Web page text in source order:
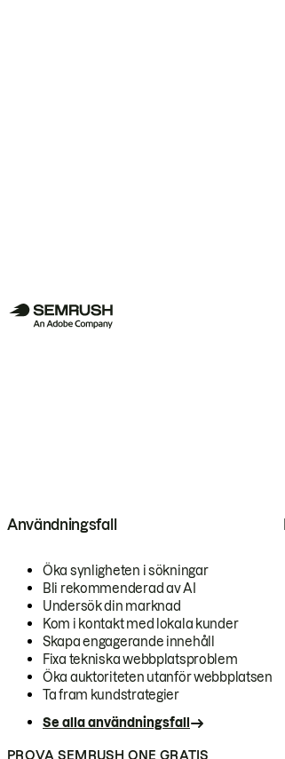
Användningsfall
Öka synligheten i sökningar
Bli rekommenderad av AI
Undersök din marknad
Kom i kontakt med lokala kunder
Skapa engagerande innehåll
Fixa tekniska webbplatsproblem
Öka auktoriteten utanför webbplatsen
Ta fram kundstrategier
Se alla användningsfall
PROVA SEMRUSH ONE GRATIS